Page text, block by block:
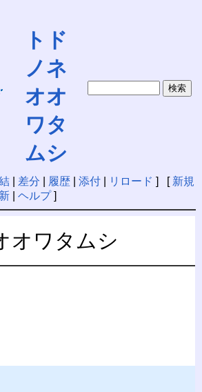
トド
ノネ
オオ
ワタ
ムシ
| 差分 履歴| 添付| リロード ] [ 新規
| ヘルプ]
オワタムシ